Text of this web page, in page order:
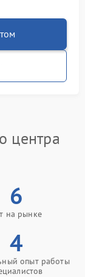
центра
6
на рынке
4
опыт работы